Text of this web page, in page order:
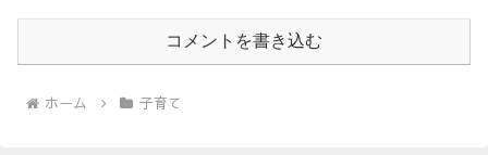
コメントを書き込む
ホーム 子育て